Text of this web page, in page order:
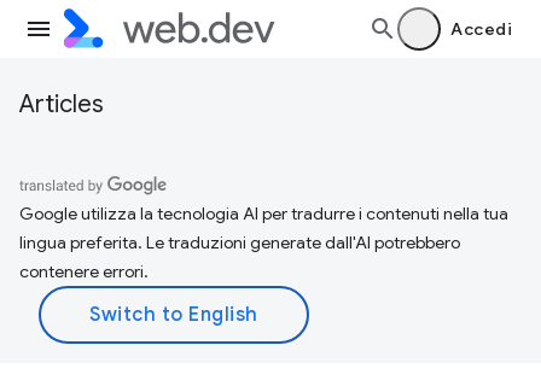
Accedi
Articles
Google utilizza la tecnologia AI per tradurre i contenuti nella tua
lingua preferita. Le traduzioni generate dall'AI potrebbero
contenere errori.